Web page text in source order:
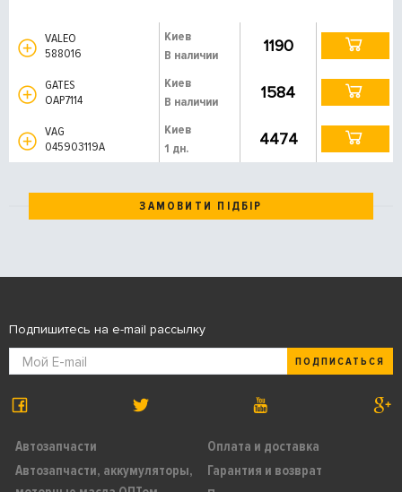
VALEO
588016
Киев
В наличии
1190
GATES
OAP7114
Киев
В наличии
1584
VAG
045903119A
Киев
1 дн.
4474
ЗАМОВИТИ ПІДБІР
Автозапчасти
Автозапчасти, аккумуляторы,
Оплата и доставка
Гарантия и возврат
Подпишитесь на e-mail рассылку
ПОДПИСАТЬСЯ